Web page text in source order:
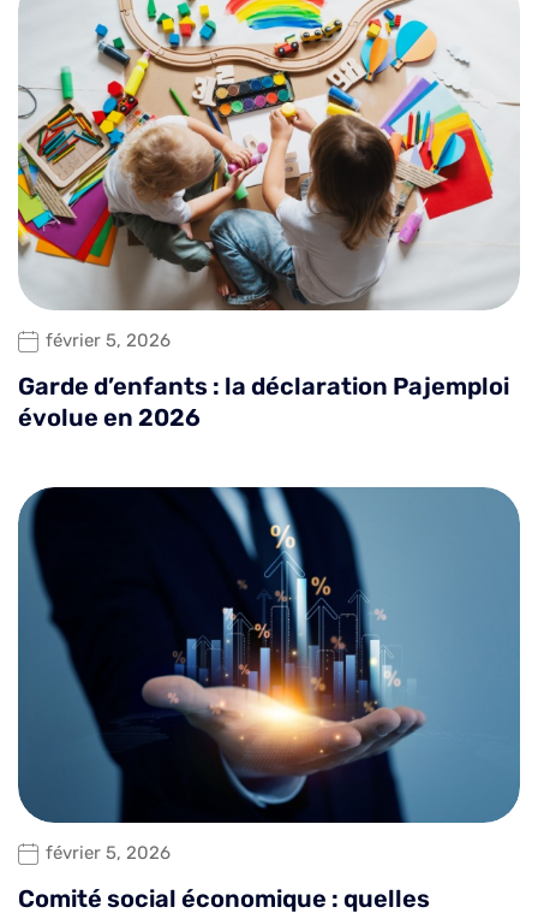
février 5, 2026
Garde d’enfants : la déclaration Pajemploi
évolue en 2026
février 5, 2026
Comité social économique : quelles